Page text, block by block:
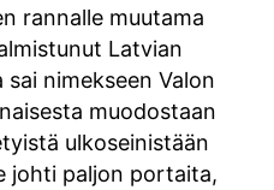
rannalle muutama
Latvian
nimekseen Valon
muodostaan
ulkoseinistään
johti paljon portaita,